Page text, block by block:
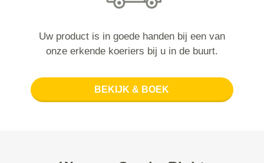
Uw product is in goede handen bij een van
onze erkende koeriers bij u in de buurt.
BEKIJK & BOEK